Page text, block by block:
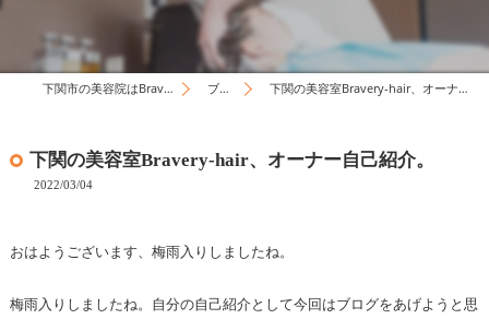
下関市の美容院はBravery-hair ブログ 下関の美容室Bravery-hair、オーナー自己紹介。
下関の美容室Bravery-hair、オーナー自己紹介。
2022/03/04
おはようございます、梅雨入りしましたね。
梅雨入りしましたね。自分の自己紹介として今回はブログをあげようと思